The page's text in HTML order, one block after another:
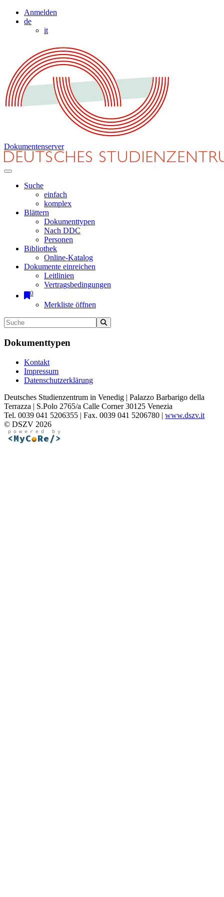
Anmelden
de
it
Dokumentenserver
Suche
einfach
komplex
Blättern
Dokumenttypen
Nach DDC
Personen
Bibliothek
Online-Katalog
Dokumente einreichen
Leitlinien
Vertragsbedingungen
0
Merkliste öffnen
Dokumenttypen
Kontakt
Impressum
Datenschutzerklärung
Deutsches Studienzentrum in Venedig | Palazzo Barbarigo della
Terrazza | S.Polo 2765/a Calle Corner 30125 Venezia
Tel. 0039 041 5206355 | Fax. 0039 041 5206780 | www.dszv.it
© DSZV 2026